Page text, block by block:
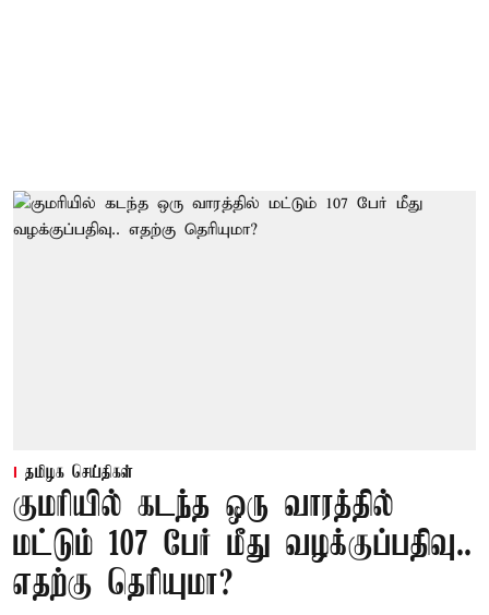
தமிழக செய்திகள்
குமரியில் கடந்த ஒரு வாரத்தில்
மட்டும் 107 பேர் மீது வழக்குப்பதிவு..
எதற்கு தெரியுமா?